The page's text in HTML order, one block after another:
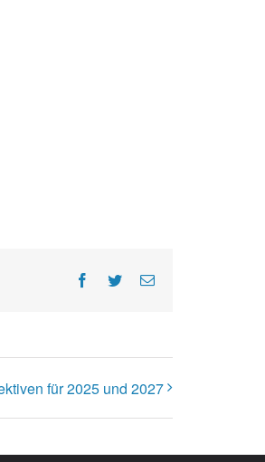
Facebook
TwitterE-
für 2025 und 2027